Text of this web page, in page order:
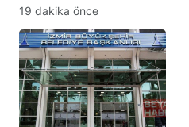
arama çalışması
başlatıldı
19 dakika önce